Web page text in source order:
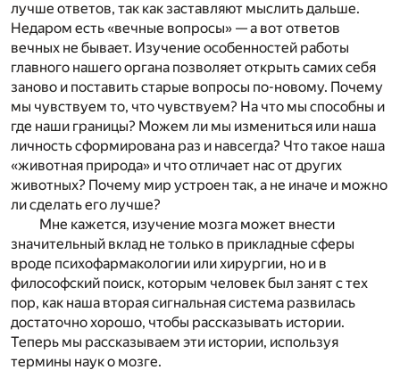
лучше ответов, так как заставляют мыслить дальше.
Недаром есть «вечные вопросы» — а вот ответов
вечных не бывает. Изучение особенностей работы
главного нашего органа позволяет открыть самих себя
заново и поставить старые вопросы по-новому. Почему
мы чувствуем то, что чувствуем? На что мы способны и
где наши границы? Можем ли мы измениться или наша
личность сформирована раз и навсегда? Что такое наша
«животная природа» и что отличает нас от других
животных? Почему мир устроен так, а не иначе и можно
ли сделать его лучше?
Мне кажется, изучение мозга может внести
значительный вклад не только в прикладные сферы
вроде психофармакологии или хирургии, но и в
философский поиск, которым человек был занят с тех
пор, как наша вторая сигнальная система развилась
достаточно хорошо, чтобы рассказывать истории.
Теперь мы рассказываем эти истории, используя
термины наук о мозге.